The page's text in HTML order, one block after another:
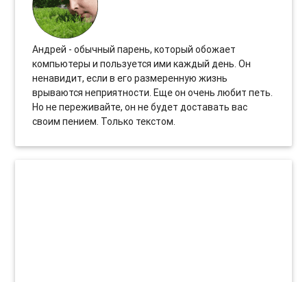
Андрей - обычный парень, который обожает
компьютеры и пользуется ими каждый день. Он
ненавидит, если в его размеренную жизнь
врываются неприятности. Еще он очень любит петь.
Но не переживайте, он не будет доставать вас
своим пением. Только текстом.